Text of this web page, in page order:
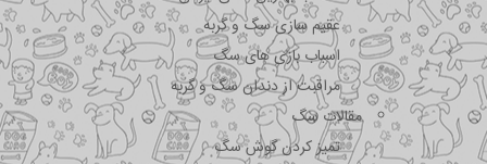
عقیم سازی سگ و گربه
اسباب بازی های سگ
مراقبت از دندان سگ و گربه
مقالات سگ
تمیز کردن گوش سگ